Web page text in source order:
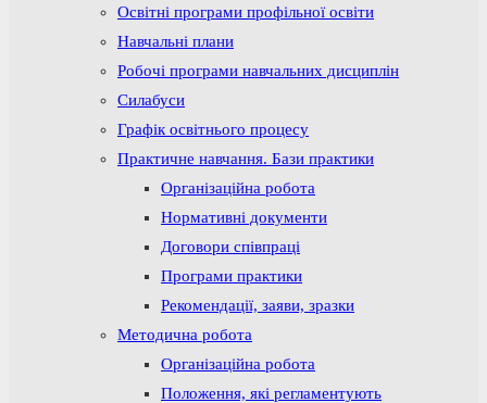
Освітні програми профільної освіти
Навчальні плани
Робочі програми навчальних дисциплін
Силабуси
Графік освітнього процесу
Практичне навчання. Бази практики
Організаційна робота
Нормативні документи
Договори співпраці
Програми практики
Рекомендації, заяви, зразки
Методична робота
Організаційна робота
Положення, які регламентують